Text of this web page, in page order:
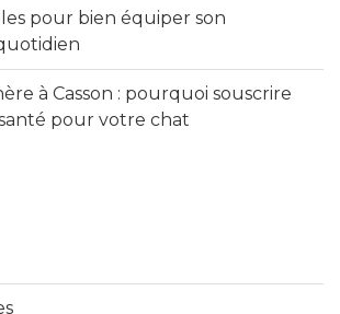
pour bien équiper son
à Casson : pourquoi souscrire
pour votre chat